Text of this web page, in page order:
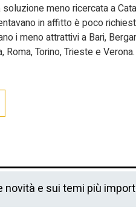
meno ricercata a
in affitto è poco
i meno attrattivi a Bari,
Roma, Torino, Trieste e Verona.
e sui temi più